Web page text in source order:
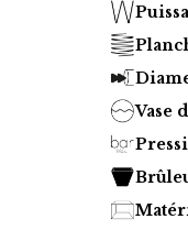
Vase